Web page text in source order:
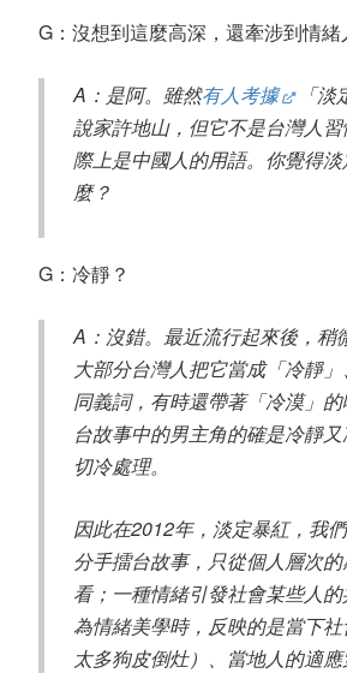
G：沒想到這麼高深，還牽涉到情緒
A：是阿。雖然有人考據
「
說家許地山，但它不是台灣人
際上是中國人的用語。你覺得
麼？
G：冷靜？
A：沒錯。最近流行起來後，稍
大部分台灣人把它當成「冷靜
同義詞，有時還帶著「冷漠」
台故事中的男主角的確是冷靜
切冷處理。
因此在2012年，淡定暴紅，我
分手擂台故事，只從個人層次
看；一種情緒引發社會某些人
為情緒美學時，反映的是當下
太多狗皮倒灶）、當地人的適